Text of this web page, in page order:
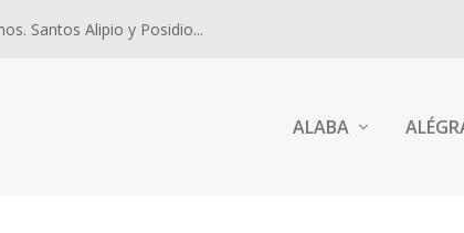
Santos Alipio y Posidio...
ALABA